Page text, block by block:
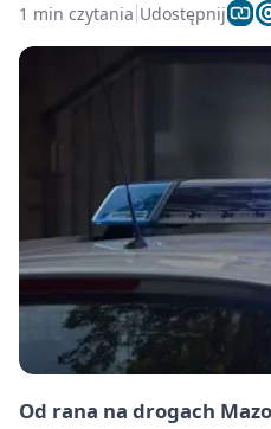
1 min czytania Udostępnij
Od rana na drogach